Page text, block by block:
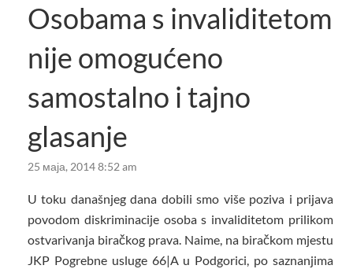
Osobama s invaliditetom
nije omogućeno
samostalno i tajno
glasanje
25 маја, 2014 8:52 am
U toku današnjeg dana dobili smo više poziva i prijava
povodom diskriminacije osoba s invaliditetom prilikom
ostvarivanja biračkog prava. Naime, na biračkom mjestu
JKP Pogrebne usluge 66|A u Podgorici, po saznanjima